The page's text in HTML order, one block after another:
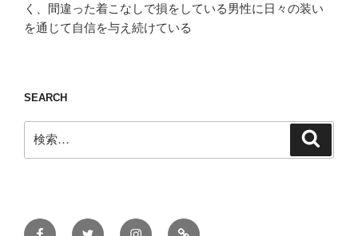
く、間違った着こなしで損をしている男性に日々の装い
を通じて自信を与え続けている
SEARCH
索:
FacebookTwitter InstagramONLINE